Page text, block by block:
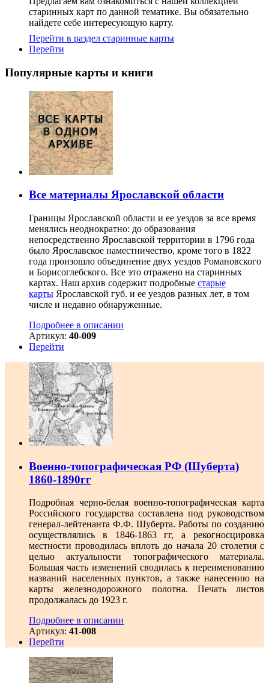
старинных карт по данной тематике. Вы обязательно
найдете себе интересующую карту.
Перейти в раздел старинные карты
Перейти
Популярные карты и книги
Все материалы Ярославской области
Границы Ярославской области и ее уездов за все время
менялись неоднократно: до образования
непосредственно Ярославской территории в 1796 года
было Ярославское наместничество, кроме того в 1822
года произошло объединение двух уездов Романовского
и Борисоглебского. Все это отражено на старинных
картах. Наш архив содержит подробные старые
карты Ярославской губ. и ее уездов разных лет, в том
числе и недавно обнаруженные.
Подробнее в описании
Артикул: 40-009
Перейти
Военно-топографическая РФ (Шуберта)
1860-1890гг
Подробная черно-белая военно-топографическая карта
Российского государства составлена под руководством
генерал-лейтенанта Ф.Ф. Шуберта. Работы по созданию
осуществлялись в 1846-1863 гг, а рекогносцировка
местности проводилась вплоть до начала 20 столетия с
целью актуальности топографического материала.
Большая часть изменений сводилась к переименованию
названий населенных пунктов, а также нанесению на
карты железнодорожного полотна. Печать листов
продолжалась до 1923 г.
Подробнее в описании
Артикул: 41-008
Перейти